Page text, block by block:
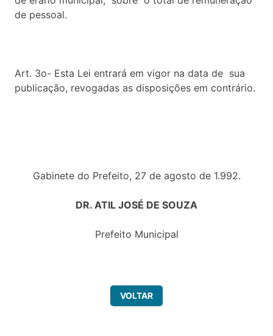
de pessoal.
Art. 3o- Esta Lei entrará em vigor na data de sua
publicação, revogadas as disposições em contrário.
Gabinete do Prefeito, 27 de agosto de 1.992.
DR. ATIL JOSÉ DE SOUZA
Prefeito Municipal
VOLTAR